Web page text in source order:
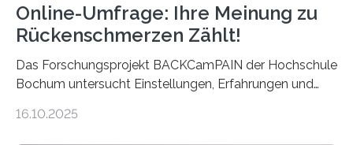
Online-Umfrage: Ihre Meinung zu
Rückenschmerzen Zählt!
Das Forschungsprojekt BACKCamPAIN der Hochschule
Bochum untersucht Einstellungen, Erfahrungen und
gehören zu den häufigsten gesundheitlichen
16.10.2025